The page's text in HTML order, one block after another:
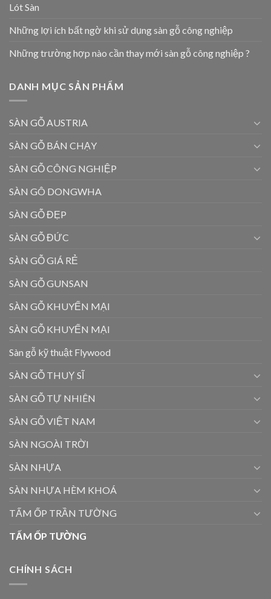
Lót Sàn
Những lợi ích bất ngờ khi sử dụng sàn gỗ công nghiệp
Những trường hợp nào cần thay mới sàn gỗ công nghiệp ?
DANH MỤC SẢN PHẨM
SÀN GỖ AUSTRIA
SÀN GỖ BÁN CHẠY
SÀN GỖ CÔNG NGHIỆP
SÀN GÔ DONGWHA
SÀN GỖ ĐẸP
SÀN GỖ ĐỨC
SÀN GỖ GIÁ RẺ
SÀN GỖ GUNSAN
SÀN GỖ KHUYẾN MẠI
SÀN GỖ KHUYẾN MẠI
Sàn gỗ kỹ thuật Flywood
SÀN GỖ THUỴ SĨ
SÀN GỖ TỰ NHIÊN
SÀN GỖ VIỆT NAM
SÀN NGOÀI TRỜI
SÀN NHỰA
SÀN NHỰA HÈM KHOÁ
TẤM ỐP TRẦN TƯỜNG
TẤM ỐP TƯỜNG
CHÍNH SÁCH